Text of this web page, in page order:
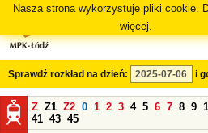
Nasza strona wykorzystuje pliki cookie.
więcej.
Sprawdź rozkład na dzień: i
Z Z1 Z2 0 1 2 3 4 5 6 7 8 9
41 43 45